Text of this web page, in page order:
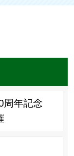
周年記念